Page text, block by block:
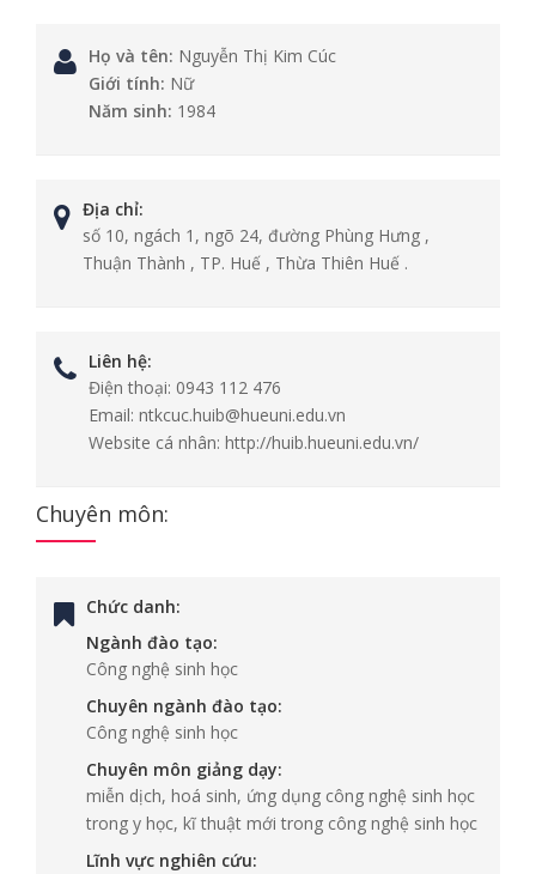
Họ và tên: Nguyễn Thị Kim Cúc
Giới tính: Nữ
Năm sinh: 1984
Địa chỉ:
số 10, ngách 1, ngõ 24, đường Phùng Hưng ,
Thuận Thành , TP. Huế , Thừa Thiên Huế .
Liên hệ:
Điện thoại: 0943 112 476
Email: ntkcuc.huib@hueuni.edu.vn
Website cá nhân: http://huib.hueuni.edu.vn/
Chuyên môn:
Chức danh:
Ngành đào tạo:
Công nghệ sinh học
Chuyên ngành đào tạo:
Công nghệ sinh học
Chuyên môn giảng dạy:
miễn dịch, hoá sinh, ứng dụng công nghệ sinh học
trong y học, kĩ thuật mới trong công nghệ sinh học
Lĩnh vực nghiên cứu: